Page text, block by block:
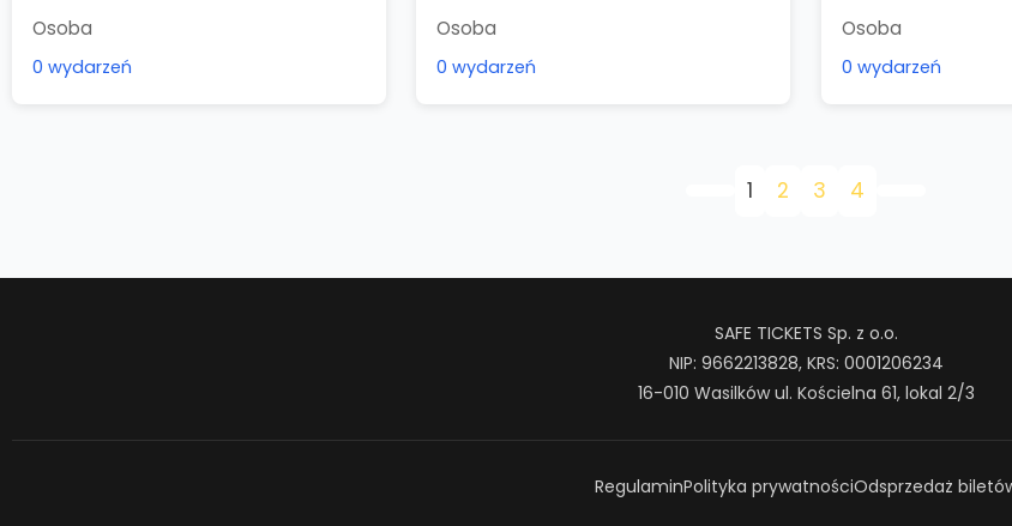
Osoba
0 wydarzeń
Osoba
0 wydarzeń
Osoba
0 wydarzeń
1 2 3 4
SAFE TICKETS Sp. z o.o.
NIP: 9662213828, KRS: 0001206234
16-010 Wasilków ul. Kościelna 61, lokal 2/3
RegulaminPolityka prywatnościOdsprzedaż